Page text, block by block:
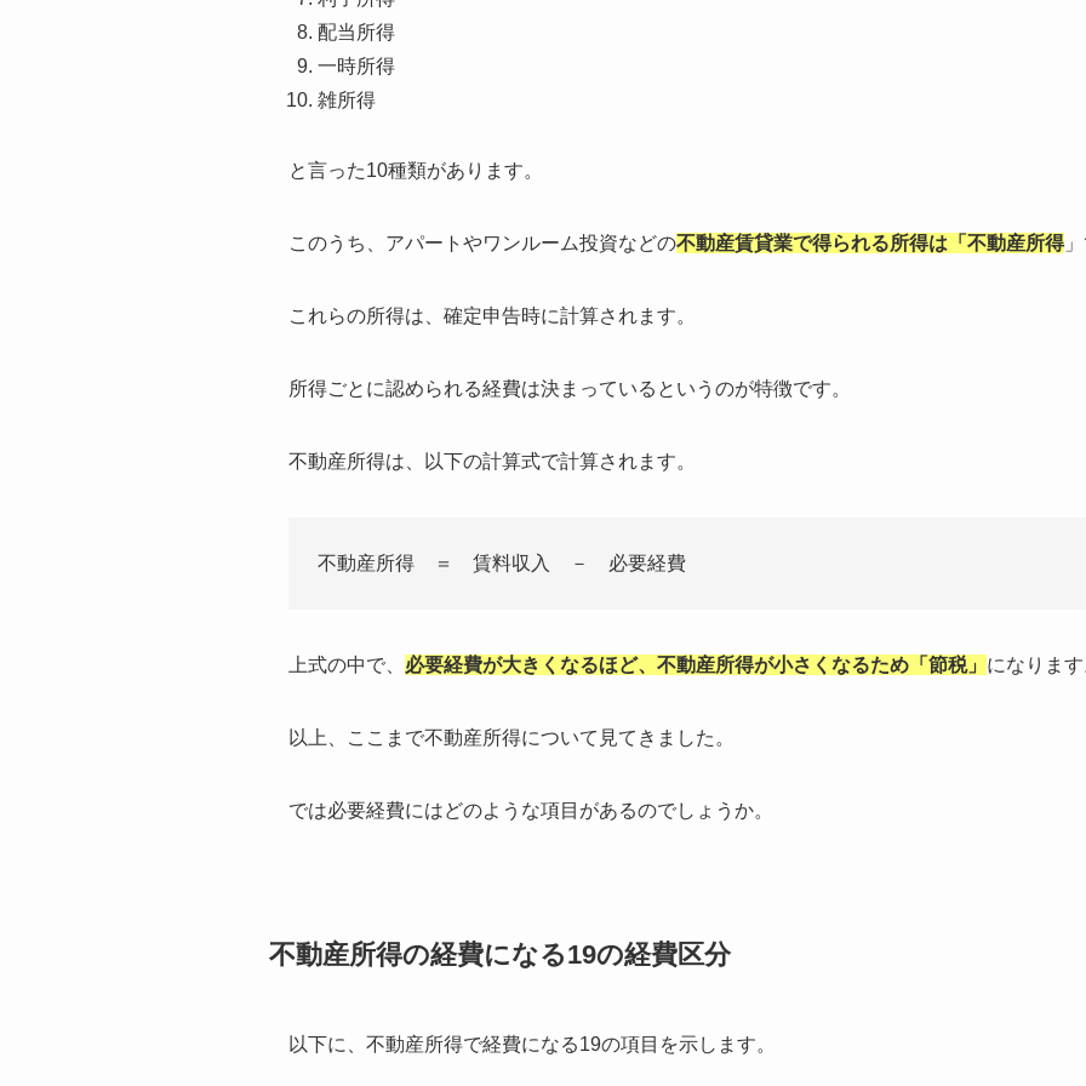
配当所得
一時所得
雑所得
と言った10種類があります。
このうち、アパートやワンルーム投資などの不動産賃貸業で得られる所得は「不動産所得
これらの所得は、確定申告時に計算されます。
所得ごとに認められる経費は決まっているというのが特徴です。
不動産所得は、以下の計算式で計算されます。
不動産所得 ＝ 賃料収入 － 必要経費
上式の中で、 必要経費が大きくなるほど、不動産所得が小さくなるため「節税」 になりま
以上、ここまで不動産所得について見てきました。
では必要経費にはどのような項目があるのでしょうか。
不動産所得の経費になる19の経費区分
以下に、不動産所得で経費になる19の項目を示します。